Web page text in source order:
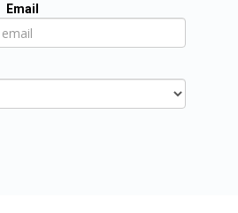
Email